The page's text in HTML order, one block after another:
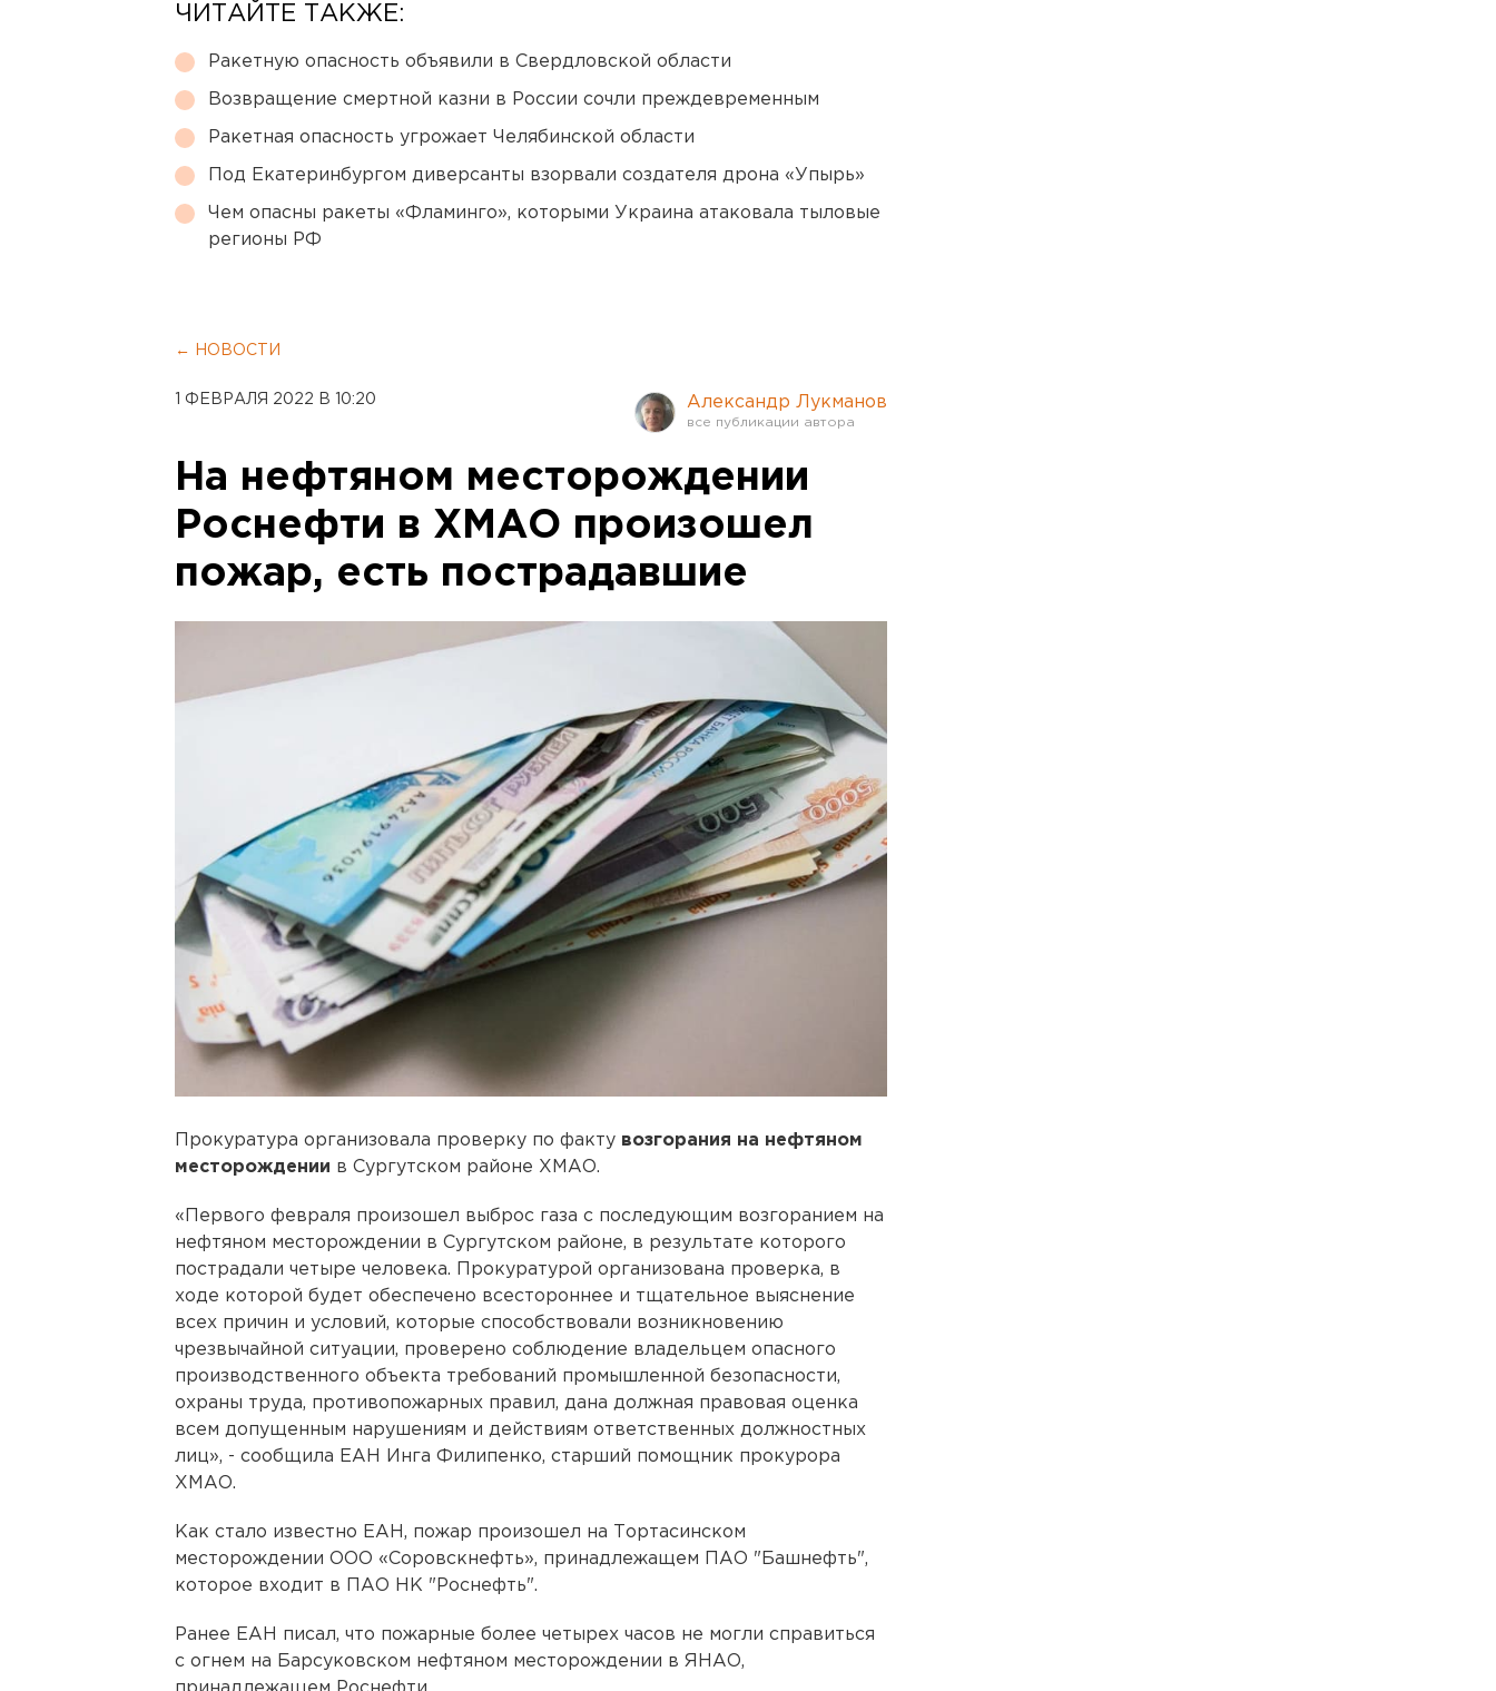
ЧИТАЙТЕ ТАКЖЕ:
Ракетную опасность объявили в Свердловской области
Возвращение смертной казни в России сочли преждевременным
Ракетная опасность угрожает Челябинской области
Под Екатеринбургом диверсанты взорвали создателя дрона «Упырь»
Чем опасны ракеты «Фламинго», которыми Украина атаковала тыловые
регионы РФ
← НОВОСТИ
1 ФЕВРАЛЯ 2022 В 10:20 Александр Лукманов
На нефтяном месторождении
Роснефти в ХМАО произошел
пожар, есть пострадавшие
Прокуратура организовала проверку по факту возгорания на нефтяном
месторождении в Сургутском районе ХМАО.
«Первого февраля произошел выброс газа с последующим возгоранием на
нефтяном месторождении в Сургутском районе, в результате которого
пострадали четыре человека. Прокуратурой организована проверка, в
ходе которой будет обеспечено всестороннее и тщательное выяснение
всех причин и условий, которые способствовали возникновению
чрезвычайной ситуации, проверено соблюдение владельцем опасного
производственного объекта требований промышленной безопасности,
охраны труда, противопожарных правил, дана должная правовая оценка
всем допущенным нарушениям и действиям ответственных должностных
лиц», - сообщила ЕАН Инга Филипенко, старший помощник прокурора
ХМАО.
Как стало известно ЕАН, пожар произошел на Тортасинском
месторождении ООО «Соровскнефть», принадлежащем ПАО "Башнефть",
которое входит в ПАО НК "Роснефть".
Ранее ЕАН писал, что пожарные более четырех часов не могли справиться
с огнем на Барсуковском нефтяном месторождении в ЯНАО,